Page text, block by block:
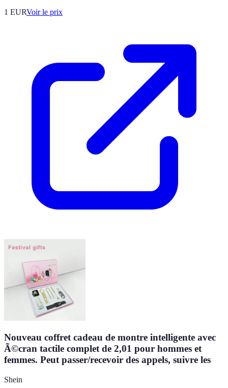
1 EURVoir le prix
Nouveau coffret cadeau de montre intelligente avec
Ã©cran tactile complet de 2,01 pour hommes et
femmes. Peut passer/recevoir des appels, suivre les
Shein